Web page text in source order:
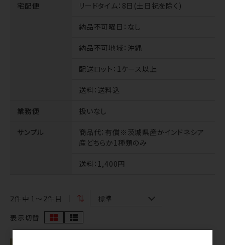
宅配便 リードタイム：8日(土日祝を除く)
納品不可曜日 ：なし
納品不可地域 ：沖縄
配送ロット ：1ケース以上
送料：送料込
業務便 扱いなし
サンプル 商品代：有償※茨城県産かインドネシア
産どちらか1種類のみ
送料：1,400円
2件中 1〜2件目
表示切替